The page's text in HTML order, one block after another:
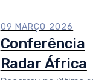
09 MARÇO 2026
Conferência
Radar África